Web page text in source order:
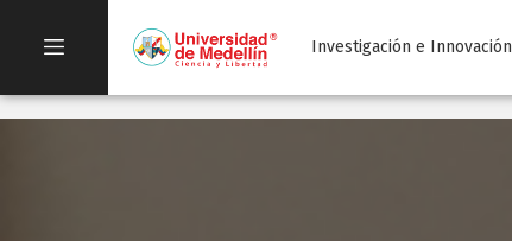
Investigación e Innovación